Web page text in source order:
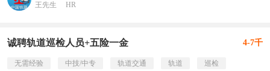
王先生 HR
诚聘轨道巡检人员+五险一金 4-7千
无需经验 中技/中专 轨道交通 轨道
巡检